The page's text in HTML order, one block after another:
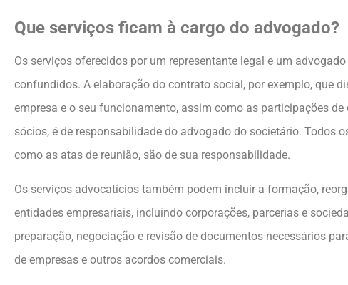
Que serviços ficam à cargo do advogado?
Os serviços oferecidos por um representante legal e um advogado
confundidos. A elaboração do contrato social, por exemplo, que
empresa e o seu funcionamento, assim como as participações
sócios, é de responsabilidade do advogado do societário. Todos
como as atas de reunião, são de sua responsabilidade.
Os serviços advocatícios também podem incluir a formação,
entidades empresariais, incluindo corporações, parcerias e
preparação, negociação e revisão de documentos necessários
de empresas e outros acordos comerciais.